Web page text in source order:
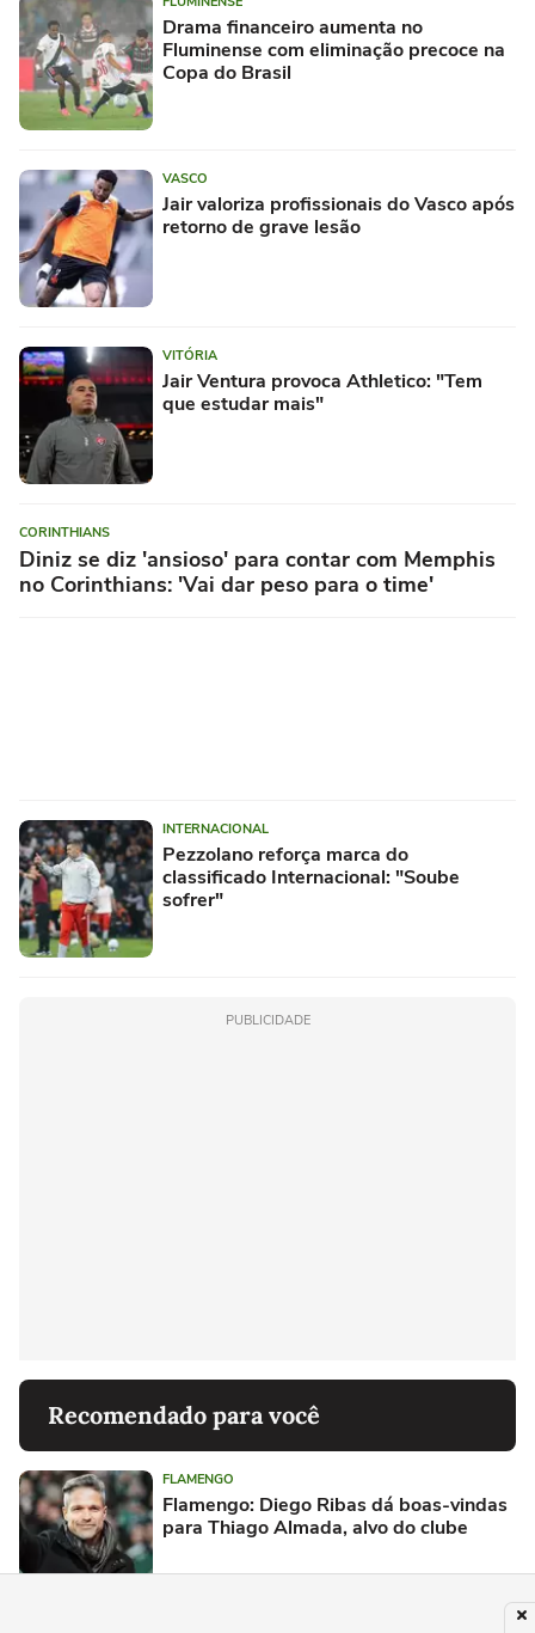
Drama financeiro aumenta no
Fluminense com eliminação precoce na
Copa do Brasil
VASCO
Jair valoriza profissionais do Vasco após
retorno de grave lesão
VITÓRIA
Jair Ventura provoca Athletico: "Tem
que estudar mais"
CORINTHIANS
Diniz se diz 'ansioso' para contar com Memphis
no Corinthians: 'Vai dar peso para o time'
INTERNACIONAL
Pezzolano reforça marca do
classificado Internacional: "Soube
sofrer"
PUBLICIDADE
Recomendado para você
FLAMENGO
Flamengo: Diego Ribas dá boas-vindas
para Thiago Almada, alvo do clube